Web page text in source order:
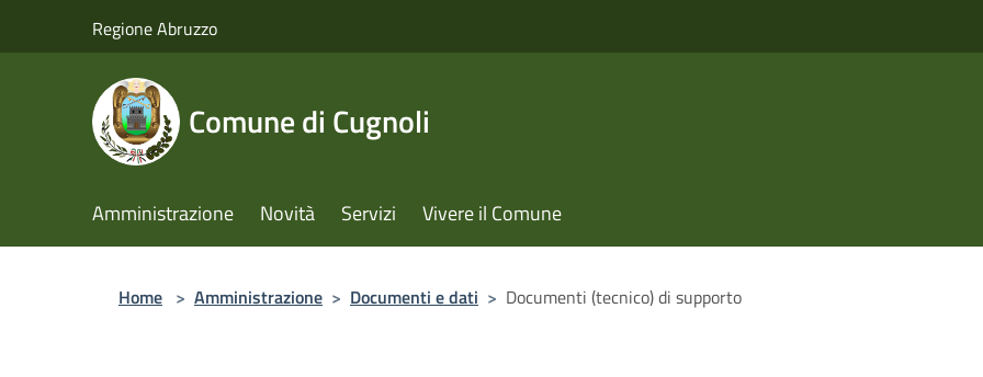
Regione Abruzzo
Comune di Cugnoli
Amministrazione Novità Servizi Vivere il Comune
Home > Amministrazione > Documenti e dati > Documenti (tecnico) di supporto